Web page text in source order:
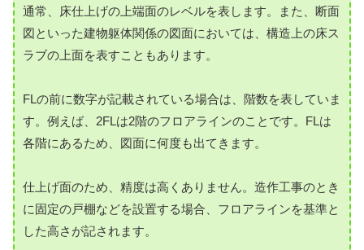
通常、床仕上げの上端面のレベルを表します。また、断面
図といった建物躯体関係の図面においては、構造上の床ス
ラブの上面を表すこともあります。
FLの前に数字が記載されている場合は、階数を表していま
す。例えば、2FLは2階のフロアラインのことです。FLは
各階にあるため、図面に何度も出てきます。
仕上げ面のため、精度は高くありません。造作工事のとき
に固定の戸棚などを設置する場合、フロアラインを基準と
した高さが記されます。